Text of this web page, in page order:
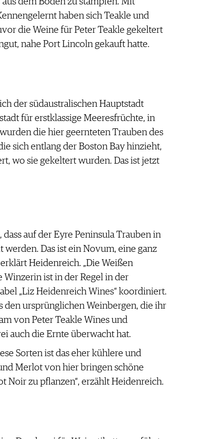
haben sich Teakle und
die Weine für Peter Teakle gekeltert
nahe Port Lincoln gekauft hatte.
der südaustralischen Hauptstadt
für erstklassige Meeresfrüchte, in
die hier geernteten Trauben des
sich entlang der Boston Bay hinzieht,
wo sie gekeltert wurden. Das ist jetzt
auf der Eyre Peninsula Trauben in
Das ist ein Novum, eine ganz
Heidenreich. „Die Weißen
Winzerin ist in der Regel in der
„Liz Heidenreich Wines“ koordiniert.
den ursprünglichen Weinbergen, die ihr
von Peter Teakle Wines und
auch die Ernte überwacht hat.
Sorten ist das eher kühlere und
Merlot von hier bringen schöne
Noir zu pflanzen“, erzählt Heidenreich.